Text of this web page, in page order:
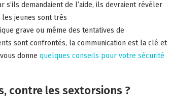
demandaient de l’aide, ils devraient révéler
les jeunes sont très
grave ou même des tentatives de
sont confrontés, la communication est la clé et
donne quelques conseils pour votre sécurité
contre les sextorsions ?